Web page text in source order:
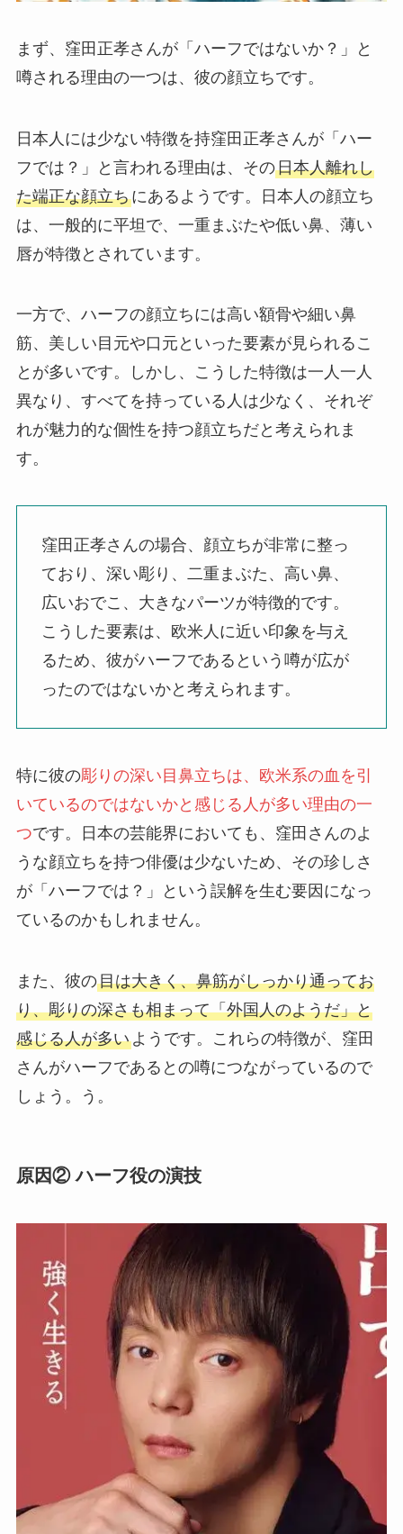
まず、窪田正孝さんが「ハーフではないか？」と
噂される理由の一つは、彼の顔立ちです。
日本人には少ない特徴を持窪田正孝さんが「ハー
フでは？」と言われる理由は、その日本人離れし
た端正な顔立ちにあるようです。日本人の顔立ち
は、一般的に平坦で、一重まぶたや低い鼻、薄い
唇が特徴とされています。
一方で、ハーフの顔立ちには高い額骨や細い鼻
筋、美しい目元や口元といった要素が見られるこ
とが多いです。しかし、こうした特徴は一人一人
異なり、すべてを持っている人は少なく、それぞ
れが魅力的な個性を持つ顔立ちだと考えられま
す。
窪田正孝さんの場合、顔立ちが非常に整っ
ており、深い彫り、二重まぶた、高い鼻、
広いおでこ、大きなパーツが特徴的です。
こうした要素は、欧米人に近い印象を与え
るため、彼がハーフであるという噂が広が
ったのではないかと考えられます。
特に彼の彫りの深い目鼻立ちは、欧米系の血を引
いているのではないかと感じる人が多い理由の一
つです。日本の芸能界においても、窪田さんのよ
うな顔立ちを持つ俳優は少ないため、その珍しさ
が「ハーフでは？」という誤解を生む要因になっ
ているのかもしれません。
また、彼の目は大きく、鼻筋がしっかり通ってお
り、彫りの深さも相まって「外国人のようだ」と
感じる人が多いようです。これらの特徴が、窪田
さんがハーフであるとの噂につながっているので
しょう。う。
原因② ハーフ役の演技